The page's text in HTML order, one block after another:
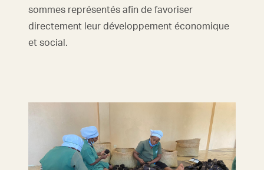
sommes représentés afin de favoriser
directement leur développement économique
et social.